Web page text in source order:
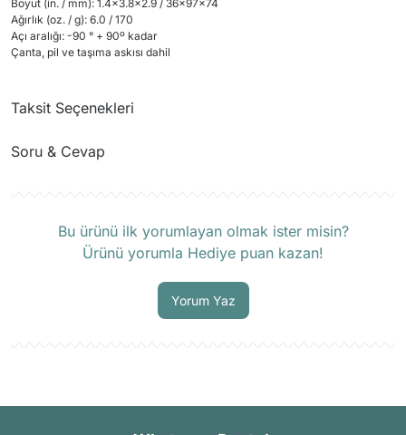
Boyut (in. / mm): 1.4x3.8x2.9 / 36x97x74
Ağırlık (oz. / g): 6.0 / 170
Açı aralığı: -90 ° + 90º kadar
Çanta, pil ve taşıma askısı dahil
Taksit Seçenekleri
Soru & Cevap
Bu ürünü ilk yorumlayan olmak ister misin?
Ürünü yorumla Hediye puan kazan!
Yorum Yaz